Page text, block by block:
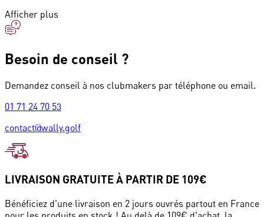
Afficher plus
Besoin de conseil ?
Demandez conseil à nos clubmakers par téléphone ou email.
01 71 24 70 53
contact@wally.golf
LIVRAISON GRATUITE À PARTIR DE 109€
Bénéficiez d'une livraison en 2 jours ouvrés partout en France